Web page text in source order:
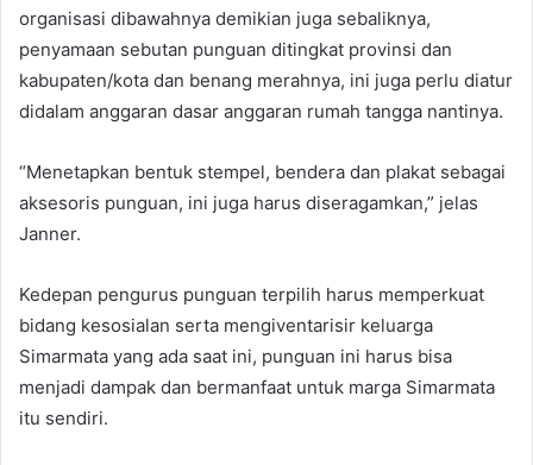
organisasi dibawahnya demikian juga sebaliknya,
penyamaan sebutan punguan ditingkat provinsi dan
kabupaten/kota dan benang merahnya, ini juga perlu diatur
didalam anggaran dasar anggaran rumah tangga nantinya.
“Menetapkan bentuk stempel, bendera dan plakat sebagai
aksesoris punguan, ini juga harus diseragamkan,” jelas
Janner.
Kedepan pengurus punguan terpilih harus memperkuat
bidang kesosialan serta mengiventarisir keluarga
Simarmata yang ada saat ini, punguan ini harus bisa
menjadi dampak dan bermanfaat untuk marga Simarmata
itu sendiri.